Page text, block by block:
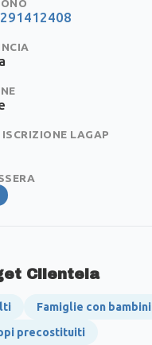
LAGAP
Clientela
Famiglie con bambini
precostituiti